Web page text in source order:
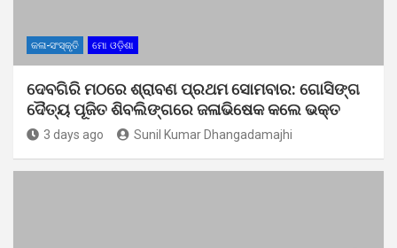
କଳା-ସଂସ୍କୃତି ମୋ ଓଡ଼ିଶା
ଦେବଗିରି ମଠରେ ଶ୍ରାବଣ ପ୍ରଥମ ସୋମବାର: ଗୋସିଙ୍ଗ
ଦୈତ୍ୟ ପୂଜିତ ଶିବଲିଙ୍ଗରେ ଜଳାଭିଷେକ କଲେ ଭକ୍ତ
3 days ago Sunil Kumar Dhangadamajhi